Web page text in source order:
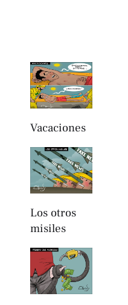
Vacaciones
Los otros
misiles